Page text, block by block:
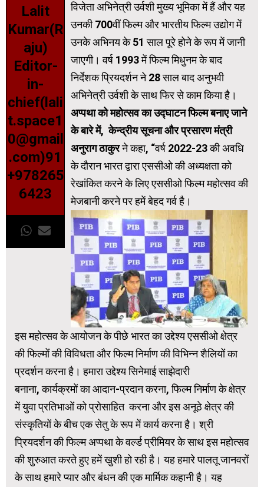
Lalit
Kumar(R
aju)
Editor-
in-
chief(lali
t.space1
0@gmail
.com)91
+978265
6423
विजेता अभिनेत्री उर्वशी मुख्य भूमिका में हैं और यह
उनकी 700वीं फिल्म और भारतीय फिल्म उद्योग में
उनके अभिनय के 51 साल पूरे होने के रूप में जानी
जाएगी। वर्ष 1993 में फिल्म मिधुनम के बाद
निर्देशक प्रियदर्शन ने 28 साल बाद अनुभवी
अभिनेत्री उर्वशी के साथ फिर से काम किया है।
अप्पथा को महोत्सव का उद्घाटन फिल्म बनाए जाने
के बारे में, केन्द्रीय सूचना और प्रसारण मंत्री
अनुराग ठाकुरने कहा, “वर्ष 2022-23 की अवधि
के दौरान भारत द्वारा एससीओ की अध्यक्षता को
रेखांकित करने के लिए एससीओ फिल्म महोत्सव की
मेजबानी करने पर हमें बेहद गर्व है।
इस महोत्सव के आयोजन के पीछे भारत का उद्देश्य एससीओ क्षेत्र
की फिल्मों की विविधता और फिल्म निर्माण की विभिन्न शैलियों का
प्रदर्शन करना है। हमारा उद्देश्य सिनेमाई साझेदारी
बनाना, कार्यक्रमों का आदान-प्रदान करना, फिल्म निर्माण के क्षेत्र
में युवा प्रतिभाओं को प्रोसाहित करना और इस अनूठे क्षेत्र की
संस्कृतियों के बीच एक सेतु के रूप में कार्य करना है। श्री
प्रियदर्शन की फिल्म अप्पथा के वर्ल्ड प्रीमियर के साथ इस महोत्सव
की शुरुआत करते हुए हमें खुशी हो रही है। यह हमारे पालतू जानवरों
के साथ हमारे प्यार और बंधन की एक मार्मिक कहानी है। यह